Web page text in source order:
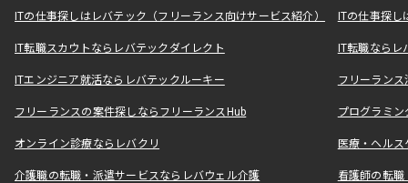
ITの仕事探しはレバテック（フリーランス向けサービス紹介） ITの仕事探
IT転職スカウトならレバテックダイレクト IT転職なら
ITエンジニア就活ならレバテックルーキー フリーラン
フリーランスの案件探しならフリーランスHub プログラミ
オンライン診療ならレバクリ 医療・ヘル
介護職の転職・派遣サービスならレバウェル介護 看護師の転